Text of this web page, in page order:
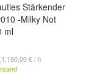
Stärkender
-Milky Not
ml
(1.180,00 € / l)